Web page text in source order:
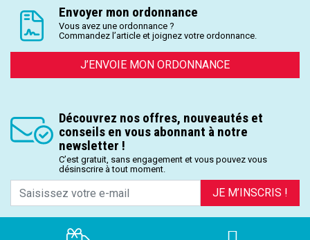
Envoyer mon ordonnance
Vous avez une ordonnance ?
Commandez l’article et joignez votre ordonnance.
J’ENVOIE MON ORDONNANCE
Découvrez nos offres, nouveautés et
conseils en vous abonnant à notre
newsletter !
C’est gratuit, sans engagement et vous pouvez vous
désinscrire à tout moment.
JE M’INSCRIS !